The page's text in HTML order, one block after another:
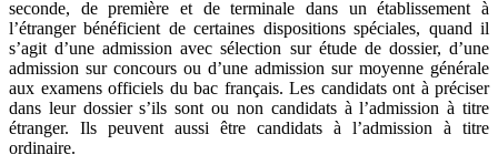
seconde, de première et de terminale dans un établissement à
l’étranger bénéficient de certaines dispositions spéciales, quand il
s’agit d’une admission avec sélection sur étude de dossier, d’une
admission sur concours ou d’une admission sur moyenne générale
aux examens officiels du bac français. Les candidats ont à préciser
dans leur dossier s’ils sont ou non candidats à l’admission à titre
étranger. Ils peuvent aussi être candidats à l’admission à titre
ordinaire.